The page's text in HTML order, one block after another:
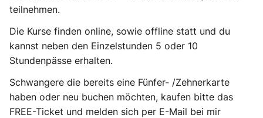
teilnehmen.
Die Kurse finden online, sowie offline statt und du
kannst neben den Einzelstunden 5 oder 10
Stundenpässe erhalten.
Schwangere die bereits eine Fünfer- /Zehnerkarte
haben oder neu buchen möchten, kaufen bitte das
FREE-Ticket und melden sich per E-Mail bei mir